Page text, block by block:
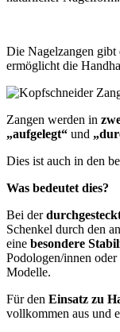
Die Nagelzangen gibt
ermöglicht die
Zangen werden in
„aufgelegt“ und
Dies ist auch in den
Was bedeutet dies?
Bei der
Schenkel durch den
eine besondere
Podologen/innen
Modelle.
Für den Einsatz zu
vollkommen aus und